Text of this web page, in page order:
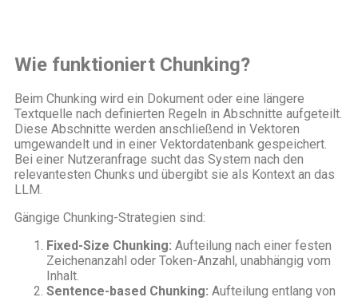
Wie funktioniert Chunking?
Beim Chunking wird ein Dokument oder eine längere
Textquelle nach definierten Regeln in Abschnitte aufgeteilt.
Diese Abschnitte werden anschließend in Vektoren
umgewandelt und in einer Vektordatenbank gespeichert.
Bei einer Nutzeranfrage sucht das System nach den
relevantesten Chunks und übergibt sie als Kontext an das
LLM.
Gängige Chunking-Strategien sind:
Fixed-Size Chunking: Aufteilung nach einer festen
Zeichenanzahl oder Token-Anzahl, unabhängig vom
Inhalt.
Sentence-based Chunking: Aufteilung entlang von